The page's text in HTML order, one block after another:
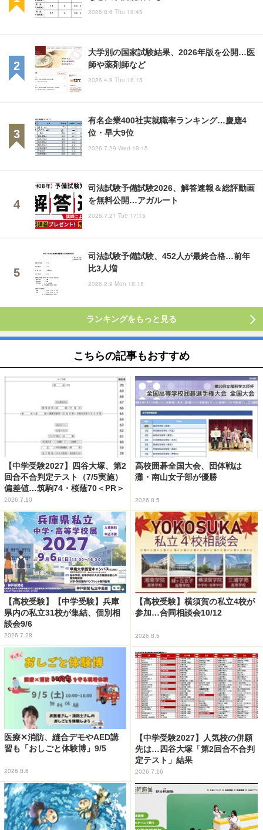
2026.8.6 Thu 18:45
大学別の国家試験結果、2026年版を公開…医
師や薬剤師など
2026.4.9 Thu 16:15
有名企業400社実就職率ランキング…慶應4
位・早大9位
2026.7.29 Wed 19:15
司法試験予備試験2026、解答速報＆総評動画
を無料公開…アガルート
2026.7.21 Tue 17:15
司法試験予備試験、452人が最終合格…前年
比3人増
2026.2.9 Mon 18:15
ランキングをもっと見る
こちらの記事もおすすめ
【中学受験2027】四谷大塚、第2
回合不合判定テスト（7/5実施）
偏差値…筑駒74・桜蔭70＜PR＞
2026.7.10
高校囲碁全国大会、団体戦は
灘・南山女子部が優勝
2026.8.5
【高校受験】【中学受験】兵庫
県内の私立31校が集結、個別相
談会9/6
2026.7.28
【高校受験】横須賀の私立4校が
参加…合同相談会10/12
2026.8.5
医療✕消防、縫合デモやAED講
習も「おしごと体験博」9/5
2026.8.6
【中学受験2027】人気校の併願
先は…四谷大塚「第2回合不合判
定テスト」結果
2026.7.16